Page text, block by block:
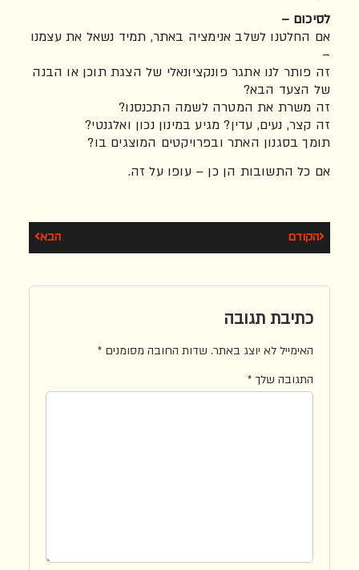
לסיכום –
אם החלטנו לשלב אנימציה באתר, תמיד נשאל את עצמנו
–
זה פותר לנו אתגר פונקציונאלי של הצגת תוכן או הבנה
של הצעד הבא?
זה משרת את המטרה לשמה התכנסנו?
זה קצר, נעים, עדין? מגיע במינון נכון ואלגנטי?
תומך בסגנון האתר ובפרויקטים המוצגים בו?
אם כל התשובות הן כן – עופו על זה.
הקודם הבא
כתיבת תגובה
האימייל לא יוצג באתר. שדות החובה מסומנים *
התגובה שלך *